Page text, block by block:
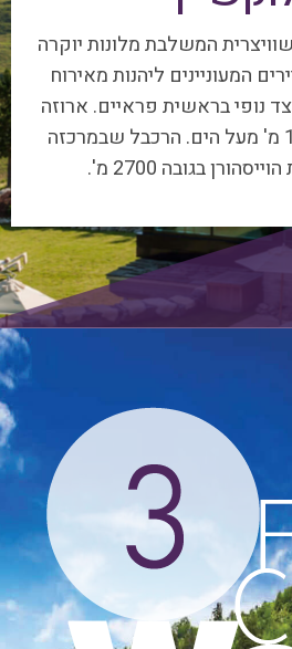
המשלבת מלונות יוקרה
המעוניינים ליהנות מאירוח
נופי בראשית פראיים. ארוזה
ממוקמת בגובה 1800 מ' מעל הים. הרכבל שבמרכזה
בגובה 2700 מ'.